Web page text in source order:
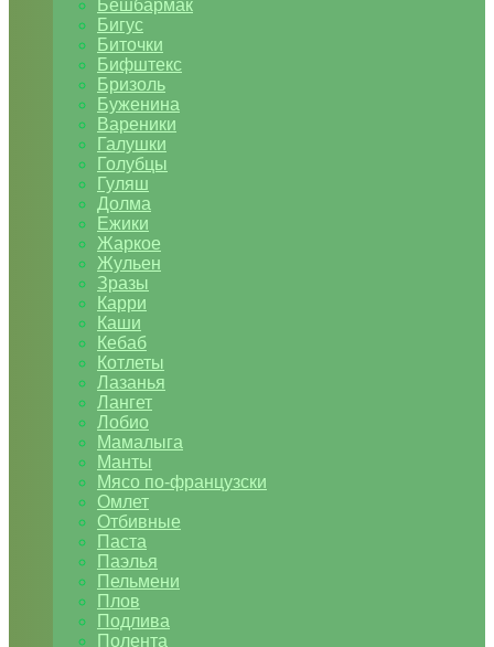
Бешбармак
Бигус
Биточки
Бифштекс
Бризоль
Буженина
Вареники
Галушки
Голубцы
Гуляш
Долма
Ежики
Жаркое
Жульен
Зразы
Карри
Каши
Кебаб
Котлеты
Лазанья
Лангет
Лобио
Мамалыга
Манты
Мясо по-французски
Омлет
Отбивные
Паста
Паэлья
Пельмени
Плов
Подлива
Полента